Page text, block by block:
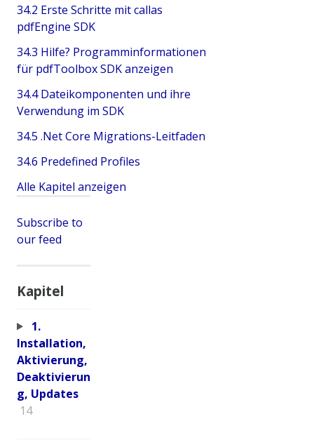
34.2 Erste Schritte mit callas
pdfEngine SDK
34.3 Hilfe? Programminformationen
für pdfToolbox SDK anzeigen
34.4 Dateikomponenten und ihre
Verwendung im SDK
34.5 .Net Core Migrations-Leitfaden
34.6 Predefined Profiles
Alle Kapitel anzeigen
Subscribe to
our feed
Kapitel
1.
Installation,
Aktivierung,
Deaktivierun
g, Updates
14